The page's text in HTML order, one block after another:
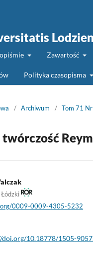
Zawartość
Polityka czasopisma
/ Archiwum / Tom 71
0009-0009-4305-5232
doi.org/10.18778/1505-